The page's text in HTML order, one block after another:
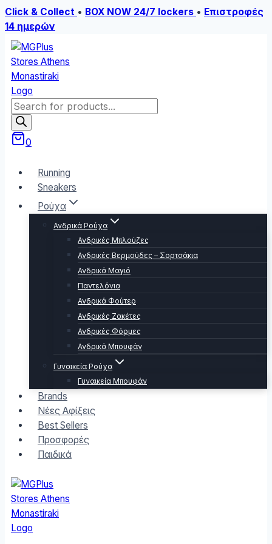
Click & Collect • BOX NOW 24/7 lockers • Επιστροφές
14 ημερών
Skip
to
content
Products
search
0
Running
Sneakers
Ρούχα
Ανδρικά Ρούχα
Ανδρικές Μπλούζες
Ανδρικές Βερμούδες – Σορτσάκια
Ανδρικά Μαγιό
Παντελόνια
Ανδρικά Φούτερ
Ανδρικές Ζακέτες
Ανδρικές Φόρμες
Ανδρικά Μπουφάν
Γυναικεία Ρούχα
Γυναικεία Μπουφάν
Brands
Νέες Αφίξεις
Best Sellers
Προσφορές
Παιδικά